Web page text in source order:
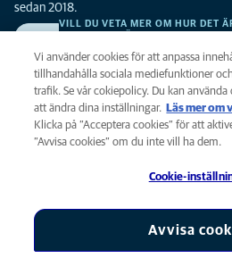
sedan 2018.
VILL DU VETA MER OM HUR DET
Integritet
Legalt
Global Human Rights
AniCura är ett dotterbolag till Mars,
Vi använder cookies för att anpassa
tillhandahålla sociala mediefunktioner
trafik. Se vår cokiepolicy. Du kan
att ändra dina inställningar.
Läs mer om
Klicka på ”Acceptera cookies” för att
”Avvisa cookies” om du inte vill ha dem.
Cookie-
Avvisa